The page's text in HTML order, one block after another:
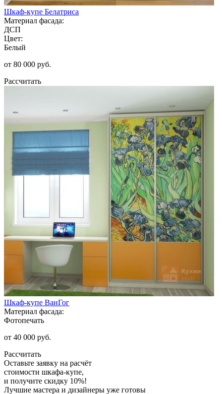
Шкаф-купе Белатриса
Материал фасада:
ДСП
Цвет:
Белый
от 80 000 руб.
Рассчитать
Шкаф-купе ВанГог
Материал фасада:
Фотопечать
от 40 000 руб.
Рассчитать
Оставьте заявку на расчёт
стоимости шкафа-купе,
и получите скидку 10%!
Лучшие мастера и дизайнеры уже готовы